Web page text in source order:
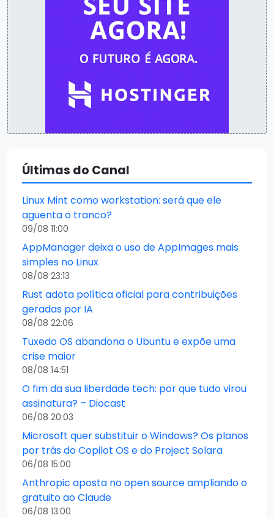
Últimas do Canal
Linux Mint como workstation: será que ele
aguenta o tranco?
09/08 11:00
AppManager deixa o uso de AppImages mais
simples no Linux
08/08 23:13
Rust adota política oficial para contribuições
geradas por IA
08/08 22:06
Tuxedo OS abandona o Ubuntu e expõe uma
crise maior
08/08 14:51
O fim da sua liberdade tech: por que tudo virou
assinatura? – Diocast
06/08 20:03
Microsoft quer substituir o Windows? Os planos
por trás do Copilot OS e do Project Solara
06/08 15:00
Anthropic aposta no open source ampliando o
gratuito ao Claude
06/08 13:00